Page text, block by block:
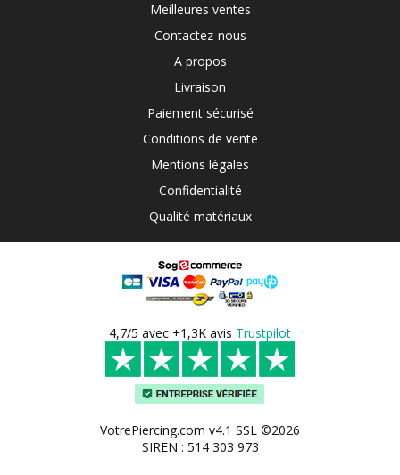
Meilleures ventes
Contactez-nous
A propos
Livraison
Paiement sécurisé
Conditions de vente
Mentions légales
Confidentialité
Qualité matériaux
4,7/5 avec +1,3K avis Trustpilot
VotrePiercing.com v4.1 SSL ©2026
SIREN : 514 303 973